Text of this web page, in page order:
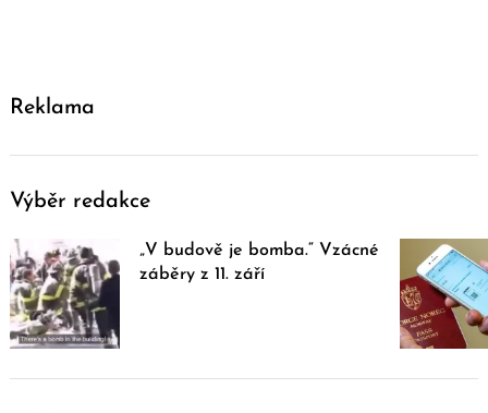
Reklama
Výběr redakce
„V budově je bomba.“ Vzácné
záběry z 11. září